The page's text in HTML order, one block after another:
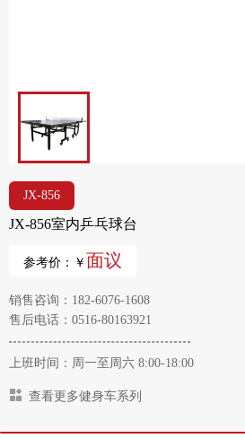
JX-856
JX-856室内乒乓球台
参考价：￥ 面议
销售咨询：182-6076-1608
售后电话：0516-80163921
上班时间：周一至周六 8:00-18:00
查看更多健身车系列